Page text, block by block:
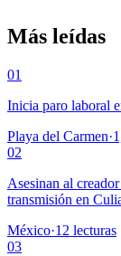
Más leídas
01
Inicia paro laboral
Playa del Carmen·
02
Asesinan al
transmisión en
México·12 lecturas
03